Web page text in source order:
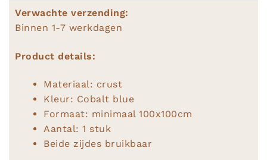
Verwachte verzending:
Binnen 1-7 werkdagen
Product details:
Materiaal: crust
Kleur: Cobalt blue
Formaat: minimaal 100x100cm
Aantal: 1 stuk
Beide zijdes bruikbaar